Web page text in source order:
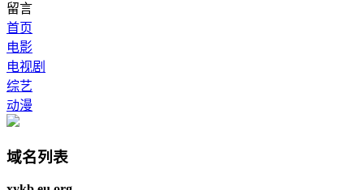
留言
首页
电影
电视剧
综艺
动漫
域名列表